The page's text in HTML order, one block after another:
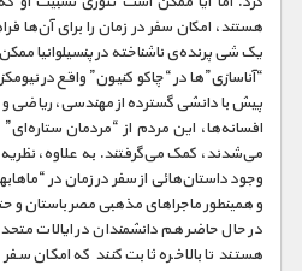
هستند، امکان سفر در زمان را برای آن‌ها
یک شی پرنده‌ی ناشناخته در پنسیلوانیا
“آناسازی”ها در “چاکو کنیون” واقع در
پیش با دانشی گسترده از مهندسی، ریاضی
افسانه‌ها، این مردم از “مردمان
می‌شدند، کمک می‌گرفتند. به علاوه،
وجود داستان‌هائی از سفر در زمان در
و همینطور ماجراهای مذهبی مصر باستان
در حال حاضر هم دانشمندان در ایالات
هستند تا بالاخره ثابت کنند که امکان